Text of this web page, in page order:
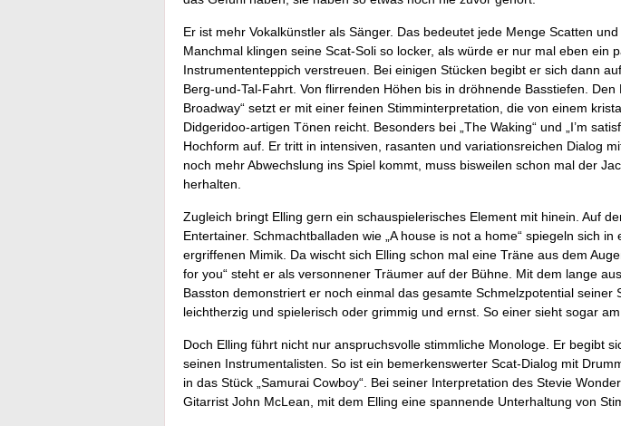
Er ist mehr Vokalkünstler als Sänger. Das bedeutet jede Menge Scatten
Manchmal klingen seine Scat-Soli so locker, als würde er nur mal eben ein
Instrumententeppich verstreuen. Bei einigen Stücken begibt er sich dann
Berg-und-Tal-Fahrt. Von flirrenden Höhen bis in dröhnende Basstiefen. Den
Broadway“ setzt er mit einer feinen Stimminterpretation, die von einem
Didgeridoo-artigen Tönen reicht. Besonders bei „The Waking“ und „I’m
Hochform auf. Er tritt in intensiven, rasanten und variationsreichen Dialog
noch mehr Abwechslung ins Spiel kommt, muss bisweilen schon mal der
herhalten.
Zugleich bringt Elling gern ein schauspielerisches Element mit hinein. Auf
Entertainer. Schmachtballaden wie „A house is not a home“ spiegeln sich in
ergriffenen Mimik. Da wischt sich Elling schon mal eine Träne aus dem
for you“ steht er als versonnener Träumer auf der Bühne. Mit dem lange
Basston demonstriert er noch einmal das gesamte Schmelzpotential seiner
leichtherzig und spielerisch oder grimmig und ernst. So einer sieht sogar
Doch Elling führt nicht nur anspruchsvolle stimmliche Monologe. Er begibt
seinen Instrumentalisten. So ist ein bemerkenswerter Scat-Dialog mit
in das Stück „Samurai Cowboy“. Bei seiner Interpretation des Stevie
Gitarrist John McLean, mit dem Elling eine spannende Unterhaltung von